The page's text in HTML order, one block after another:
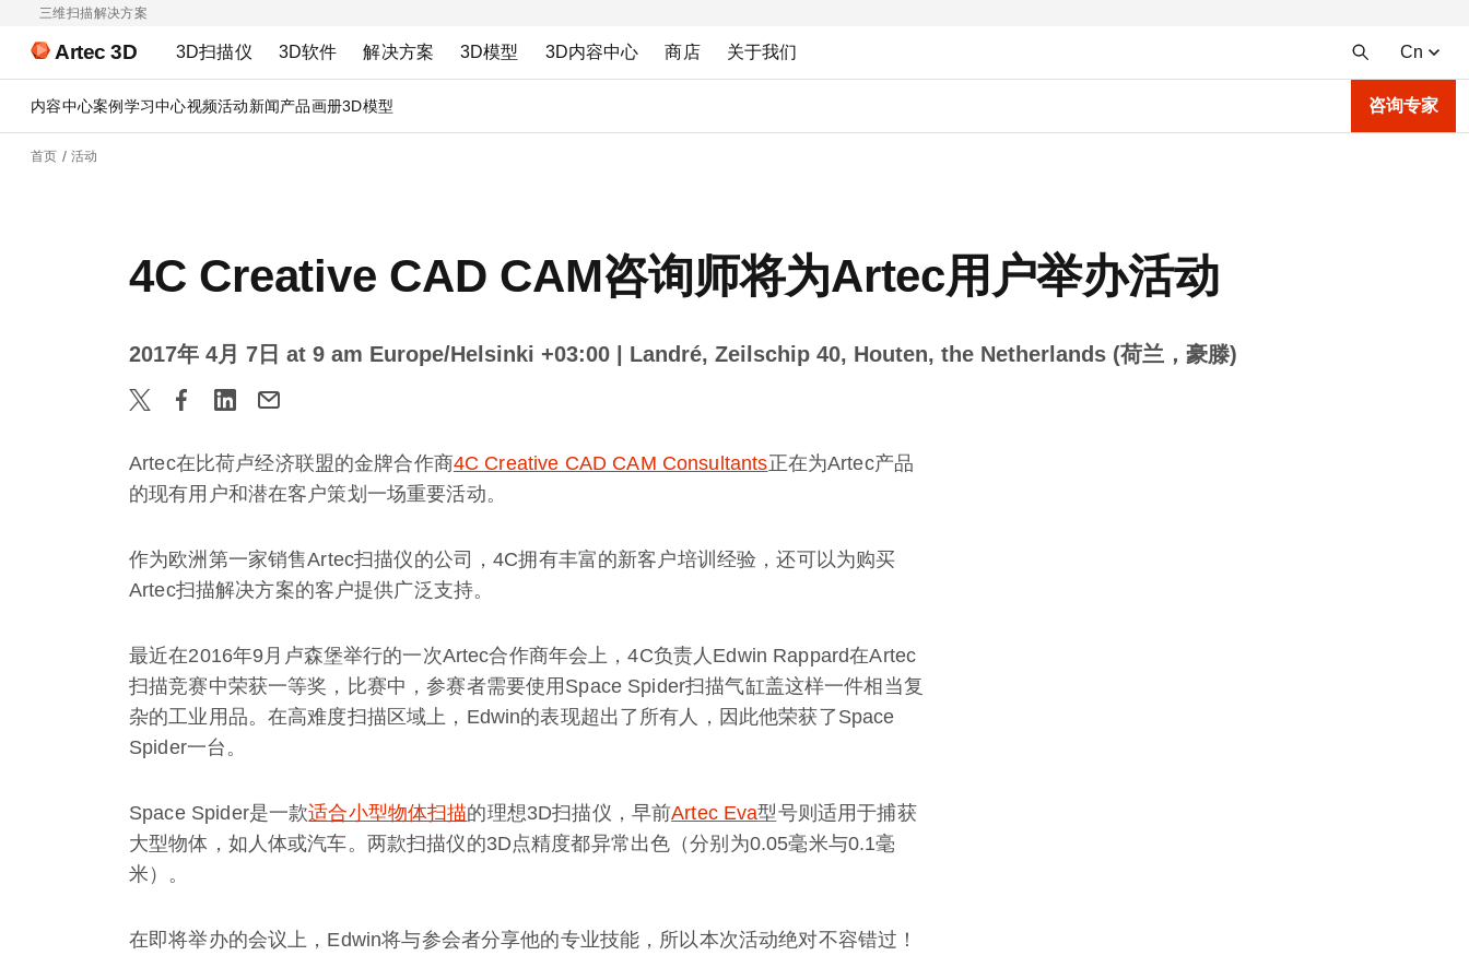
三维扫描解决方案
Artec 3D 3D扫描仪 3D软件 解决方案 3D模型 3D内容中心 商店 关于我们 Cn
内容中心案例 学习中心视频活动新闻产品画册3D模型 咨询专家
首页 活动
4C Creative CAD CAM咨询师将为Artec用户举办活动
2017年 4月 7日 at 9 am Europe/Helsinki +03:00 | Landré, Zeilschip 40, Houten, the Netherlands (荷兰，豪滕)
Artec在比荷卢经济联盟的金牌合作商4C Creative CAD CAM Consultants正在为Artec产品
的现有用户和潜在客户策划一场重要活动。
作为欧洲第一家销售Artec扫描仪的公司，4C拥有丰富的新客户培训经验，还可以为购买
Artec扫描解决方案的客户提供广泛支持。
最近在2016年9月卢森堡举行的一次Artec合作商年会上，4C负责人Edwin Rappard在Artec
扫描竞赛中荣获一等奖，比赛中，参赛者需要使用Space Spider扫描气缸盖这样一件相当复
杂的工业用品。在高难度扫描区域上，Edwin的表现超出了所有人，因此他荣获了Space
Spider一台。
Space Spider是一款适合小型物体扫描的理想3D扫描仪，早前Artec Eva型号则适用于捕获
大型物体，如人体或汽车。两款扫描仪的3D点精度都异常出色（分别为0.05毫米与0.1毫
米）。
在即将举办的会议上，Edwin将与参会者分享他的专业技能，所以本次活动绝对不容错过！